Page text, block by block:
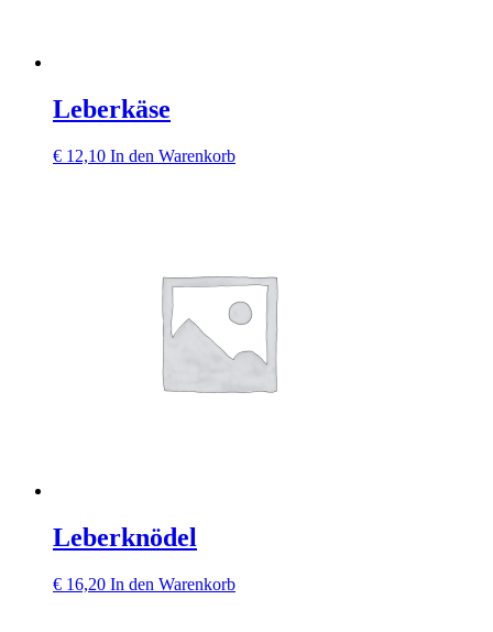
Leberkäse
€ 12,10 In den Warenkorb
Leberknödel
€ 16,20 In den Warenkorb